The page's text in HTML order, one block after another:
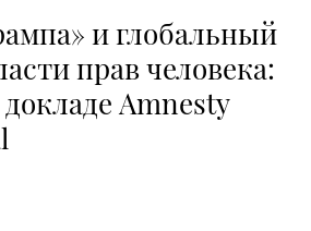
и глобальный
прав человека:
Amnesty